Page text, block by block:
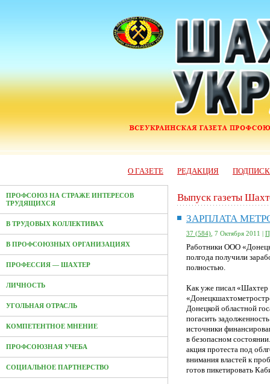
О ГАЗЕТЕ РЕДАКЦИЯ
ПРОФСОЮЗ НА СТРАЖЕ ИНТЕРЕСОВ
ТРУДЯЩИХСЯ
В ТРУДОВЫХ КОЛЛЕКТИВАХ
В ПРОФСОЮЗНЫХ ОРГАНИЗАЦИЯХ
ПРОФЕССИЯ — ШАХТЕР
ЛИЧНОСТЬ
УГОЛЬНАЯ ОТРАСЛЬ
КОМПЕТЕНТНОЕ МНЕНИЕ
ПРОФСОЮЗНАЯ УЧЕБА
СОЦИАЛЬНОЕ ПАРТНЕРСТВО
Выпуск газеты
ЗАРПЛАТА
37 (584), 7 Октября 2011 |
Работники ООО
полгода получили
полностью.
Как уже писал «Шахтер
Донецкой областной
погасить
источники
в безопасном
акция протеста под
внимания властей к
готов пикетировать